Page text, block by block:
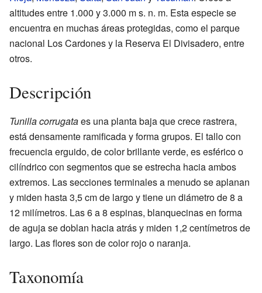
altitudes entre 1.000 y 3.000 m s. n. m. Esta especie se
encuentra en muchas áreas protegidas, como el parque
nacional Los Cardones y la Reserva El Divisadero, entre
otros.
Descripción
Tunilla corrugataes una planta baja que crece rastrera,
está densamente ramificada y forma grupos. El tallo con
frecuencia erguido, de color brillante verde, es esférico o
cilíndrico con segmentos que se estrecha hacia ambos
extremos. Las secciones terminales a menudo se aplanan
y miden hasta 3,5 cm de largo y tiene un diámetro de 8 a
12 milímetros. Las 6 a 8 espinas, blanquecinas en forma
de aguja se doblan hacia atrás y miden 1,2 centímetros de
largo. Las flores son de color rojo o naranja.
Taxonomía